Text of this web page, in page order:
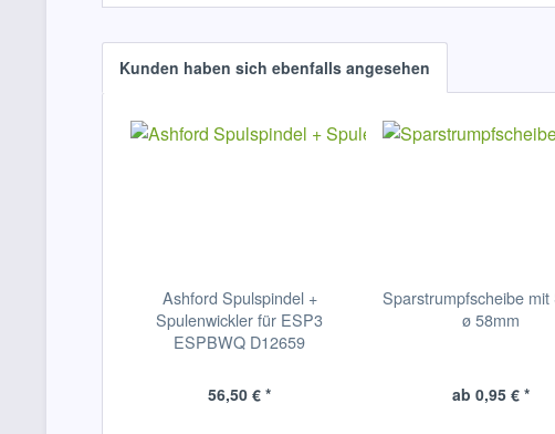
Kunden haben sich ebenfalls angesehen
Ashford Spulspindel +
Spulenwickler für ESP3
ESPBWQ D12659
56,50 € *
Sparstrumpfscheibe mit
ø 58mm
ab 0,95 € *